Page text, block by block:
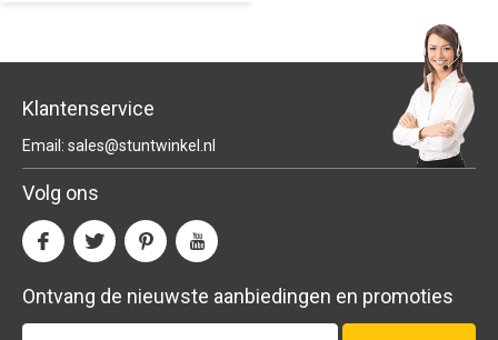
Klantenservice
Email: sales@stuntwinkel.nl
Volg ons
Ontvang de nieuwste aanbiedingen en promoties